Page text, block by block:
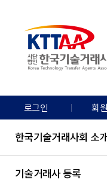
로그인 회
한국기술거래사회 소개
기술거래사 등록